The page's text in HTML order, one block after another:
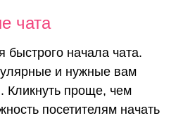
чата
быстрого начала чата.
и нужные вам
Кликнуть проще, чем
посетителям начать